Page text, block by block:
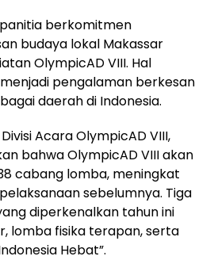
berkomitmen
budaya lokal Makassar
OlympicAD VIII. Hal
pengalaman berkesan
daerah di Indonesia.
Acara OlympicAD VIII,
bahwa OlympicAD VIII akan
cabang lomba, meningkat
sebelumnya. Tiga
diperkenalkan tahun ini
lomba fisika terapan, serta
Hebat”.